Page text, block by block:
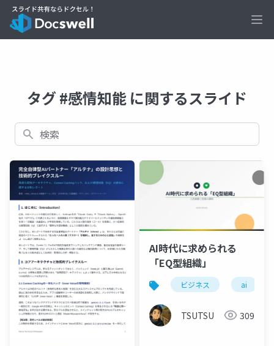
タグ #感情知能 に関するスライド
検索
AI時代に求められる
「EQ型組織」
ビジネス ai
TSUTSU 309